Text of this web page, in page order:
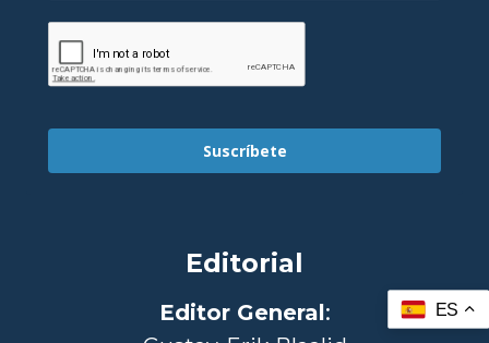
Suscríbete
Editorial
Editor General:
ES